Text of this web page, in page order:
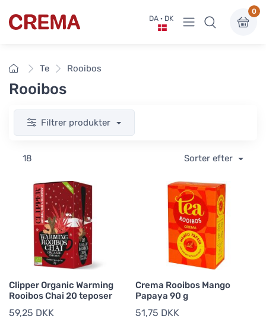
Crema DA · DK Vis undermenu
0
Forside
Te Rooibos
Rooibos
Filtrer produkter
18 Sorter efter
Clipper Organic Warming
Rooibos Chai 20 teposer
59,25 DKK
Crema Rooibos Mango
Papaya 90 g
51,75 DKK